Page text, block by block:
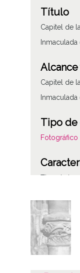
Título
Capitel de
Inmaculada
Capitel de
Inmaculada
Tipo de
Fotográfico
Tipo de
B/N;
Fecha
19400101